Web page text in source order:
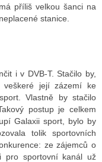
příliš velkou šanci na
stanice.
i v DVB-T. Stačilo by,
její zázemí ke
Vlastně by stačilo
postup je celkem
Galaxii sport, bylo by
tolik sportovních
ze zájemců o
pro sportovní kanál už